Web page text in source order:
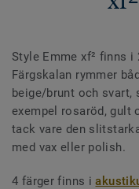
Style Emme xf² finns i
Färgskalan rymmer
beige/brunt och svart,
exempel rosaröd, gult
tack vare den
med vax eller polish.
4 färger finns i